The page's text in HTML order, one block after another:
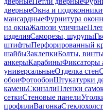
дверныеОкна и подоконники
мансардныеФурнитура
на окнаЖалюзи уличные
изделияСаморезы, шурупы
штифтыПерфорированный
шайбыЗаклепкиБолты,
анкерыКарабиныФиксаторы
универсальныеОтделка стен
обоиФотообоиШтукатурки
каменьСкиналиПленки
сеткиСтеновые панели
профилиВагонка